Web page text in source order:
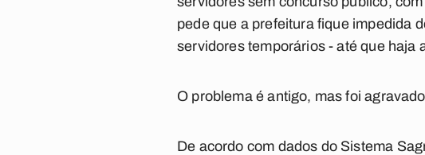
pede que a prefeitura fique impedida
servidores temporários - até que haja
O problema é antigo, mas foi
De acordo com dados do Sistema